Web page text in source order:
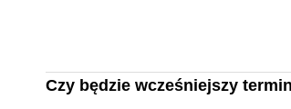
Czy będzie wcześniejszy